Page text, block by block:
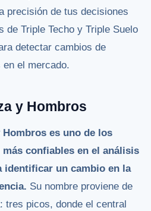
precisión de tus decisiones
de Triple Techo y Triple Suelo
detectar cambios de
el mercado.
y Hombros
es uno de los
más confiables en el análisis
identificar un cambio en la
Su nombre proviene de
tres picos, donde el central